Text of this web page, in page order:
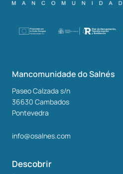
Mancomunidade do Salnés
Paseo Calzada s/n
36630 Cambados
Pontevedra
info@osalnes.com
Descobrir